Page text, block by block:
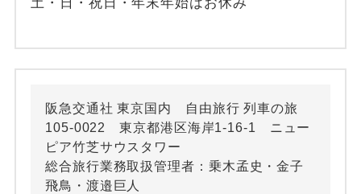
阪急交通社 東京国内 自由旅行 列車の旅
105-0022 東京都港区海岸1-16-1 ニュー
ピア竹芝サウスタワー
総合旅行業務取扱管理者：乗木孟史・金子
飛鳥・渡邉巨人